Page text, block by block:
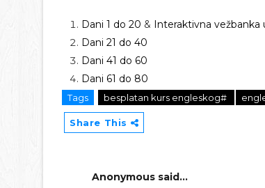
Dani 1 do 20 & Interaktivna vežbanka
Dani 21 do 40
Dani 41 do 60
Dani 61 do 80
Tags besplatan kurs engleskog#
Share This
Anonymous said...